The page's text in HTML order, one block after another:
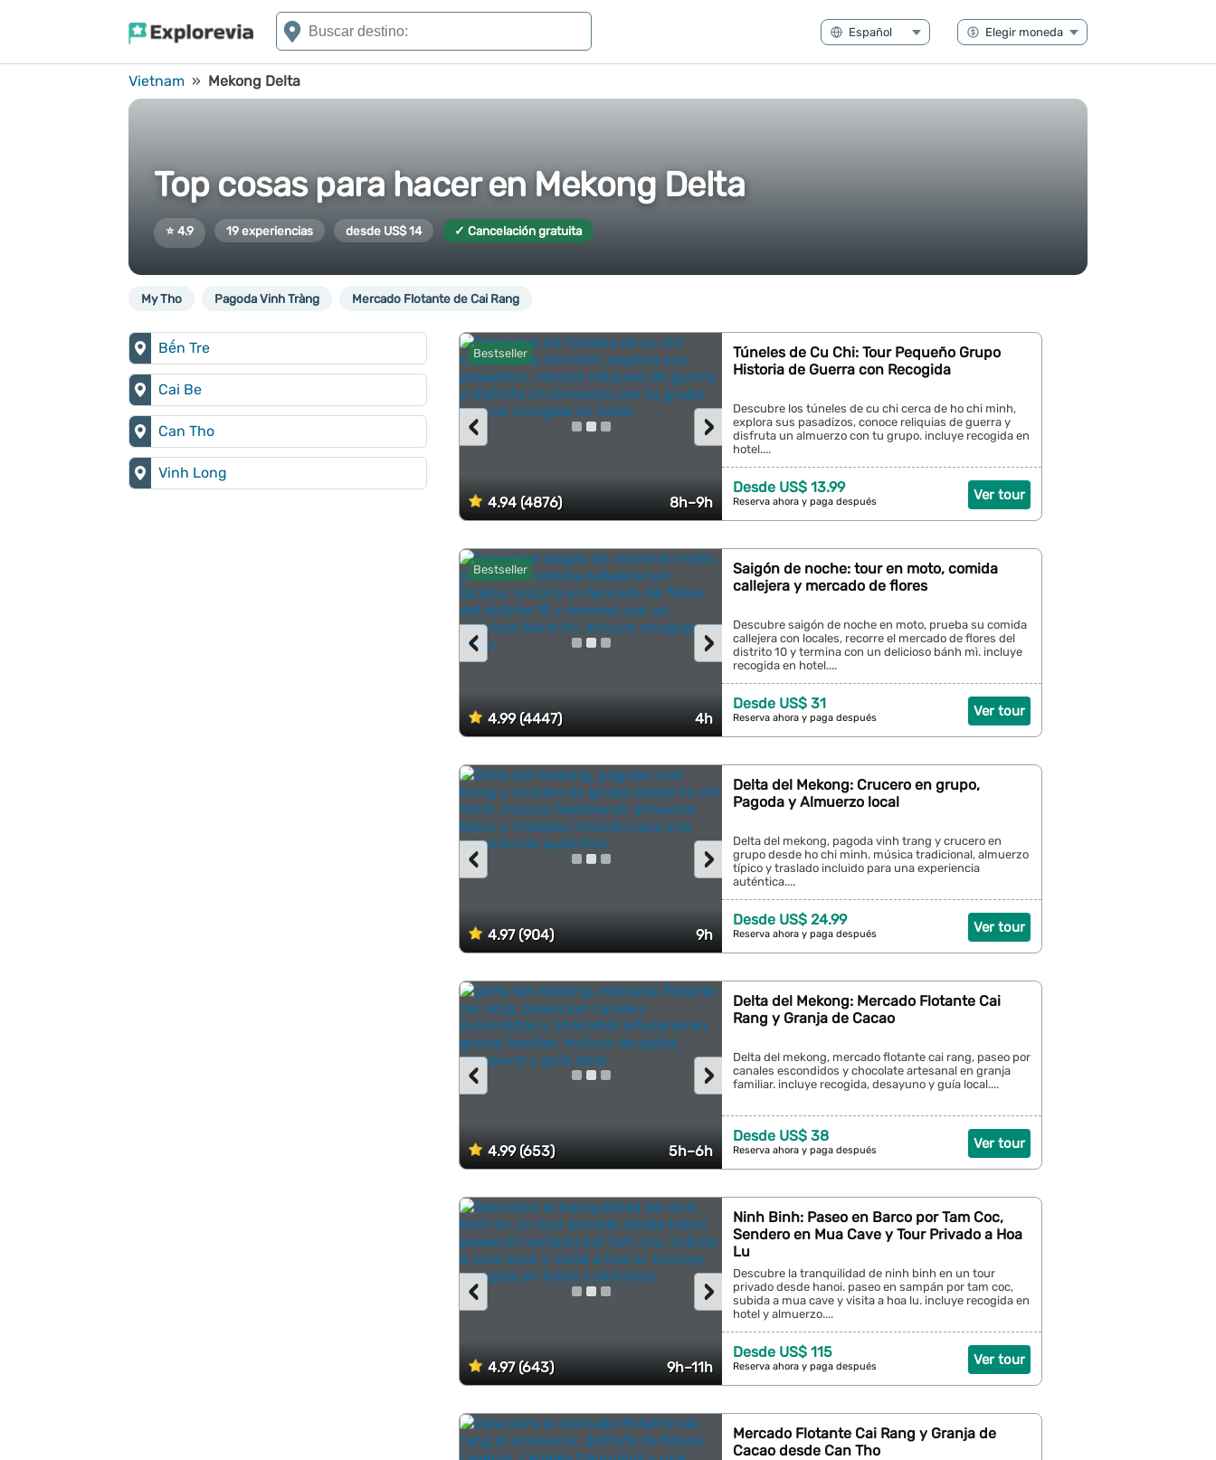
Vietnam » Mekong Delta
Top cosas para hacer en Mekong Delta
⭐ 4.9 19 experiencias desde US$ 14 ✓ Cancelación gratuita
My Tho Pagoda Vinh Tràng Mercado Flotante de Cai Rang
Bestseller
4.94 (4876) 8h–9h
›
‹
Túneles de Cu Chi: Tour Pequeño Grupo
Historia de Guerra con Recogida
Descubre los túneles de cu chi cerca de ho chi minh,
explora sus pasadizos, conoce reliquias de guerra y
disfruta un almuerzo con tu grupo. incluye recogida en
hotel....
Ver tour
Desde US$ 13.99
Reserva ahora y paga después
Bestseller
4.99 (4447) 4h
›
‹
Saigón de noche: tour en moto, comida
callejera y mercado de flores
Descubre saigón de noche en moto, prueba su comida
callejera con locales, recorre el mercado de flores del
distrito 10 y termina con un delicioso bánh mì. incluye
recogida en hotel....
Ver tour
Desde US$ 31
Reserva ahora y paga después
4.97 (904) 9h
›
‹
Delta del Mekong: Crucero en grupo,
Pagoda y Almuerzo local
Delta del mekong, pagoda vinh trang y crucero en
grupo desde ho chi minh. música tradicional, almuerzo
típico y traslado incluido para una experiencia
auténtica....
Ver tour
Desde US$ 24.99
Reserva ahora y paga después
4.99 (653) 5h–6h
›
‹
Delta del Mekong: Mercado Flotante Cai
Rang y Granja de Cacao
Delta del mekong, mercado flotante cai rang, paseo por
canales escondidos y chocolate artesanal en granja
familiar. incluye recogida, desayuno y guía local....
Ver tour
Desde US$ 38
Reserva ahora y paga después
4.97 (643) 9h–11h
›
‹
Ninh Binh: Paseo en Barco por Tam Coc,
Sendero en Mua Cave y Tour Privado a Hoa
Lu
Descubre la tranquilidad de ninh binh en un tour
privado desde hanoi. paseo en sampán por tam coc,
subida a mua cave y visita a hoa lu. incluye recogida en
hotel y almuerzo....
Ver tour
Desde US$ 115
Reserva ahora y paga después
Mercado Flotante Cai Rang y Granja de
Cacao desde Can Tho
Bến Tre
Cai Be
Can Tho
Vinh Long